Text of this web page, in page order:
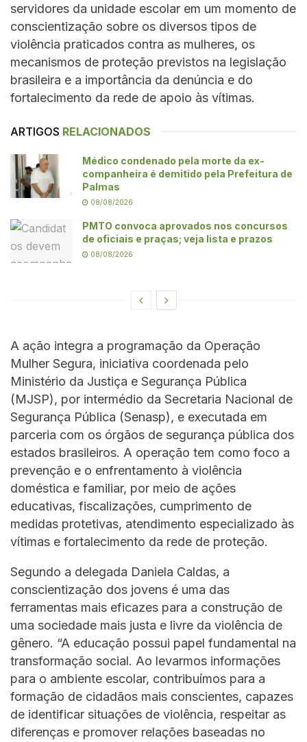
servidores da unidade escolar em um momento de
conscientização sobre os diversos tipos de
violência praticados contra as mulheres, os
mecanismos de proteção previstos na legislação
brasileira e a importância da denúncia e do
fortalecimento da rede de apoio às vítimas.
ARTIGOS RELACIONADOS
Médico condenado pela morte da ex-
companheira é demitido pela Prefeitura de
Palmas
08/08/2026
PMTO convoca aprovados nos concursos
de oficiais e praças; veja lista e prazos
08/08/2026
A ação integra a programação da Operação
Mulher Segura, iniciativa coordenada pelo
Ministério da Justiça e Segurança Pública
(MJSP), por intermédio da Secretaria Nacional de
Segurança Pública (Senasp), e executada em
parceria com os órgãos de segurança pública dos
estados brasileiros. A operação tem como foco a
prevenção e o enfrentamento à violência
doméstica e familiar, por meio de ações
educativas, fiscalizações, cumprimento de
medidas protetivas, atendimento especializado às
vítimas e fortalecimento da rede de proteção.
Segundo a delegada Daniela Caldas, a
conscientização dos jovens é uma das
ferramentas mais eficazes para a construção de
uma sociedade mais justa e livre da violência de
gênero. “A educação possui papel fundamental na
transformação social. Ao levarmos informações
para o ambiente escolar, contribuímos para a
formação de cidadãos mais conscientes, capazes
de identificar situações de violência, respeitar as
diferenças e promover relações baseadas no